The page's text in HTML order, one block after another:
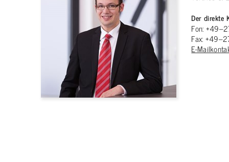
Der direkte
Fon:
Fax:
E-